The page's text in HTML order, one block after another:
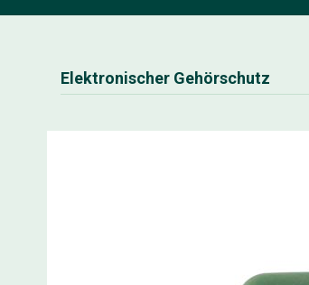
Elektronischer Gehörschutz